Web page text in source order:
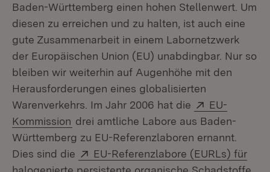
Baden-Württemberg einen hohen Stellenwert. Um
diesen zu erreichen und zu halten, ist auch eine
gute Zusammenarbeit in einem Labornetzwerk
der Europäischen Union (EU) unabdingbar. Nur so
bleiben wir weiterhin auf Augenhöhe mit den
Herausforderungen eines globalisierten
Warenverkehrs. Im Jahr 2006 hat die
Extern:
EU-
Kommission (Öffnet in neuem Fenster)
drei amtliche Labore aus Baden-
Württemberg zu EU-Referenzlaboren ernannt.
Dies sind die
Extern:
EU-Referenzlabore (EURLs) für